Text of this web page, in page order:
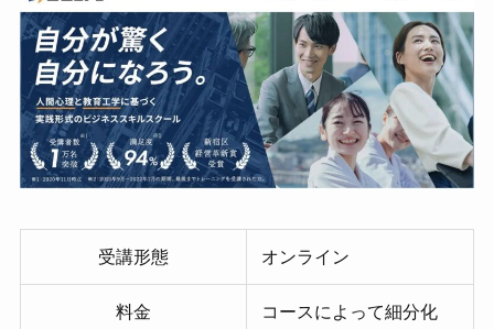
受講形態 オンライン
料金 コースによって細分化